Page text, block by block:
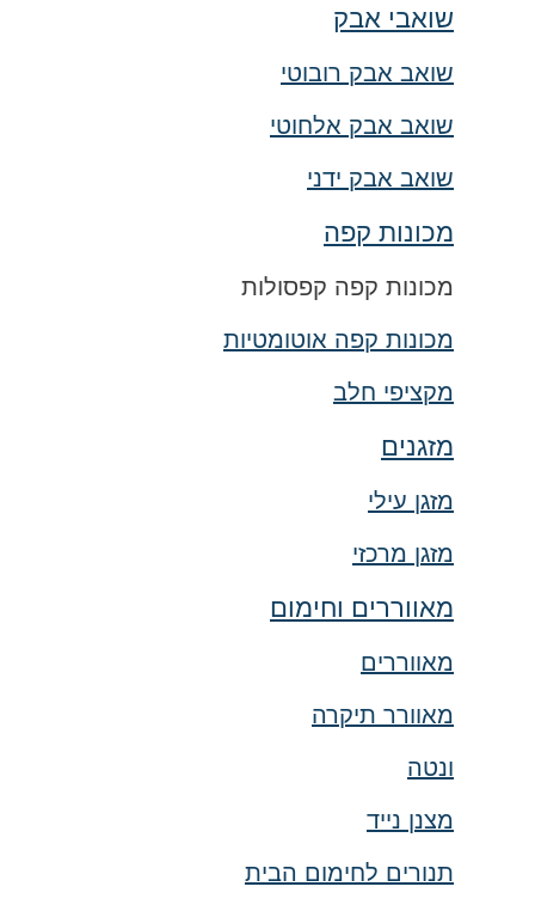
שואבי אבק
שואב אבק רובוטי
שואב אבק אלחוטי
שואב אבק ידני
מכונות קפה
מכונות קפה קפסולות
מכונות קפה אוטומטיות
מקציפי חלב
מזגנים
מזגן עילי
מזגן מרכזי
מאווררים וחימום
מאווררים
מאוורר תיקרה
ונטה
מצנן נייד
תנורים לחימום הבית